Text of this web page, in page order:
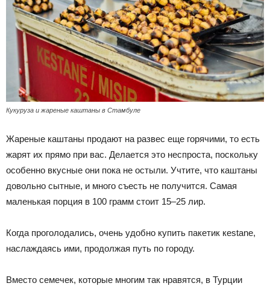
Кукуруза и жареные каштаны в Стамбуле
Жареные каштаны продают на развес еще горячими, то есть
жарят их прямо при вас. Делается это неспроста, поскольку
особенно вкусные они пока не остыли. Учтите, что каштаны
довольно сытные, и много съесть не получится. Самая
маленькая порция в 100 грамм стоит 15–25 лир.
Когда проголодались, очень удобно купить пакетик кestane,
наслаждаясь ими, продолжая путь по городу.
Вместо семечек, которые многим так нравятся, в Турции